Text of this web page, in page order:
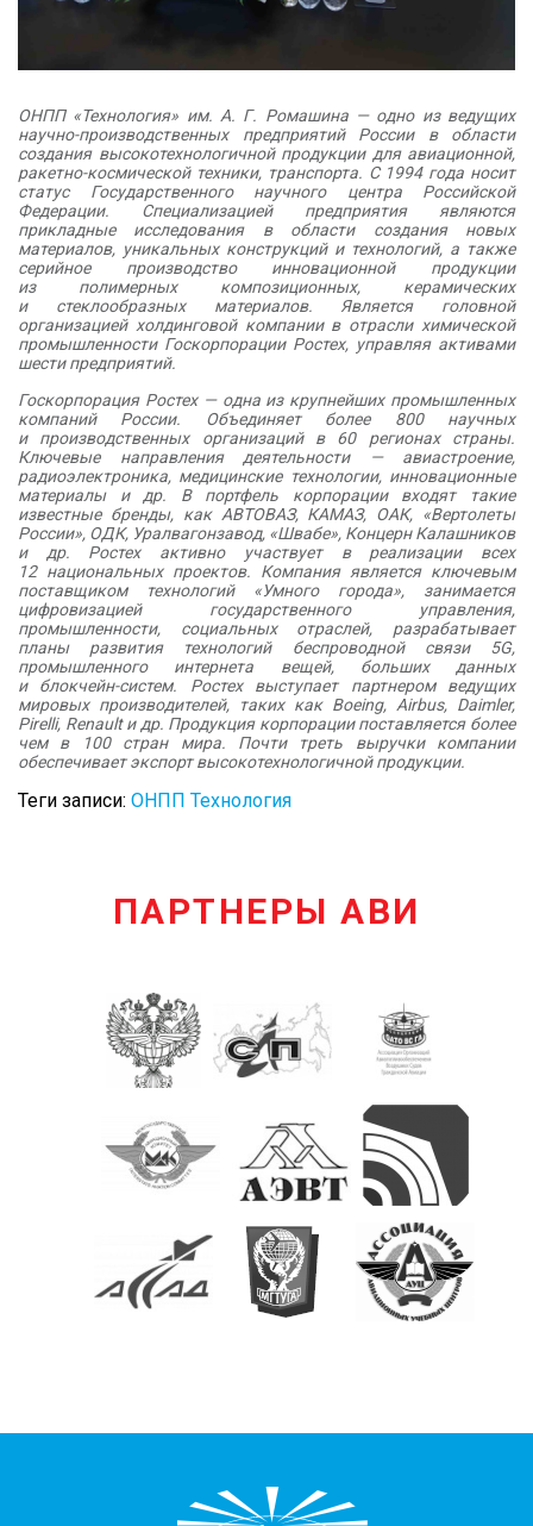
ОНПП «Технология» им. А. Г. Ромашина — одно из ведущих
научно-производственных предприятий России в области
создания высокотехнологичной продукции для авиационной,
ракетно-космической техники, транспорта. С 1994 года носит
статус Государственного научного центра Российской
Федерации. Специализацией предприятия являются
прикладные исследования в области создания новых
материалов, уникальных конструкций и технологий, а также
серийное производство инновационной продукции
из полимерных композиционных, керамических
и стеклообразных материалов. Является головной
организацией холдинговой компании в отрасли химической
промышленности Госкорпорации Ростех, управляя активами
шести предприятий.
Госкорпорация Ростех — одна из крупнейших промышленных
компаний России. Объединяет более 800 научных
и производственных организаций в 60 регионах страны.
Ключевые направления деятельности — авиастроение,
радиоэлектроника, медицинские технологии, инновационные
материалы и др. В портфель корпорации входят такие
известные бренды, как АВТОВАЗ, КАМАЗ, ОАК, «Вертолеты
России», ОДК, Уралвагонзавод, «Швабе», Концерн Калашников
и др. Ростех активно участвует в реализации всех
12 национальных проектов. Компания является ключевым
поставщиком технологий «Умного города», занимается
цифровизацией государственного управления,
промышленности, социальных отраслей, разрабатывает
планы развития технологий беспроводной связи 5G,
промышленного интернета вещей, больших данных
и блокчейн-систем. Ростех выступает партнером ведущих
мировых производителей, таких как Boeing, Airbus, Daimler,
Pirelli, Renault и др. Продукция корпорации поставляется более
чем в 100 стран мира. Почти треть выручки компании
обеспечивает экспорт высокотехнологичной продукции.
Теги записи: ОНПП Технология
ПАРТНЕРЫ АВИ